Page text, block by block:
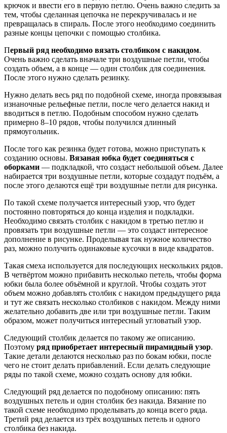
крючок и ввести его в первую петлю. Очень важно следить за
тем, чтобы сделанная цепочка не перекручивалась и не
превращалась в спираль. После этого необходимо соединить
разные концы цепочки с помощью столбика.
Первый ряд необходимо вязать столбиком с накидом.
Очень важно сделать вначале три воздушные петли, чтобы
создать объем, а в конце — один столбик для соединения.
После этого нужно сделать резинку.
Нужно делать весь ряд по подобной схеме, иногда провязывая
изнаночные рельефные петли, после чего делается накид и
вводиться в петлю. Подобным способом нужно сделать
примерно 8–10 рядов, чтобы получился длинный
прямоугольник.
После того как резинка будет готова, можно приступать к
созданию основы. Вязаная юбка будет соединяться с
оборками — подкладкой, что создаст небольшой объем. Далее
набирается три воздушные петли, которые создадут подъём, а
после этого делаются ещё три воздушные петли для рисунка.
По такой схеме получается интересный узор, что будет
постоянно повторяться до конца изделия и подкладки.
Необходимо связать столбик с накидом в третью петлю и
провязать три воздушные петли — это создаст интересное
дополнение в рисунке. Проделывая так нужное количество
раз, можно получить одинаковые кусочки в виде квадратов.
Такая смеха используется для последующих нескольких рядов.
В четвёртом можно прибавить несколько петель, чтобы форма
юбки была более объёмной и круглой. Чтобы создать этот
объем можно добавлять столбик с накидом предыдущего ряда
и тут же связать несколько столбиков с накидом. Между ними
желательно добавить две или три воздушные петли. Таким
образом, может получиться интересный угловатый узор.
Следующий столбик делается по такому же описанию.
Поэтому ряд приобретает интересный пирамидный узор.
Такие детали делаются несколько раз по бокам юбки, после
чего не стоит делать прибавлений. Если делать следующие
ряды по такой схеме, можно создать основу для юбки.
Следующий ряд делается по подобному описанию: пять
воздушных петель и один столбик без накида. Вязание по
такой схеме необходимо проделывать до конца всего ряда.
Третий ряд делается из трёх воздушных петель и одного
столбика без накида.